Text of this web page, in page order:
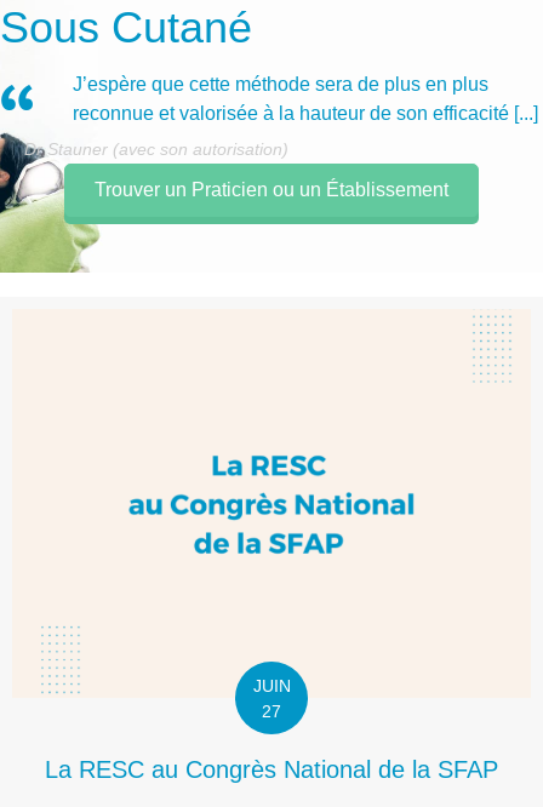
Sous Cutané
J’espère que cette méthode sera de plus en plus
reconnue et valorisée à la hauteur de son efficacité [...]
Dr Stauner (avec son autorisation)
Trouver un Praticien ou un Établissement
JUIN
27
La RESC au Congrès National de la SFAP